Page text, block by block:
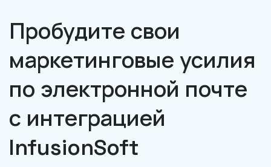
Пробудите свои
маркетинговые усилия
по электронной почте
с интеграцией
InfusionSoft